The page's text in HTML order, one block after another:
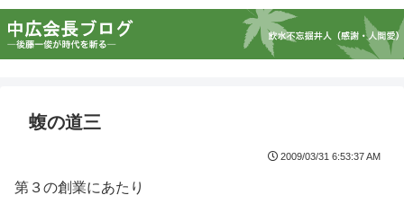
蝮の道三
2009/03/31 6:53:37 AM
第３の創業にあたり